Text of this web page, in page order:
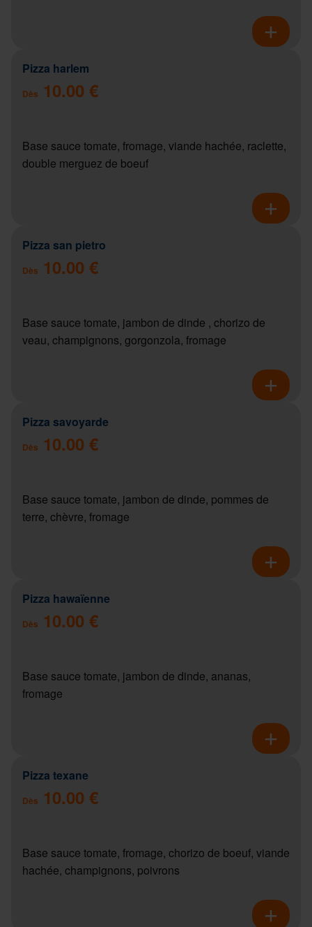
Pizza harlem
Dès 10.00 €
Base sauce tomate, fromage, viande hachée, raclette,
double merguez de boeuf
Pizza san pietro
Dès 10.00 €
Base sauce tomate, jambon de dinde , chorizo de
veau, champignons, gorgonzola, fromage
Pizza savoyarde
Dès 10.00 €
Base sauce tomate, jambon de dinde, pommes de
terre, chèvre, fromage
Pizza hawaïenne
Dès 10.00 €
Base sauce tomate, jambon de dinde, ananas,
fromage
Pizza texane
Dès 10.00 €
Base sauce tomate, fromage, chorizo de boeuf, viande
hachée, champignons, poivrons